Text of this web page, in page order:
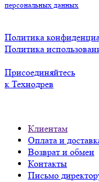
персональных данных
Политика
Политика
Присоединяйтесь
к Технодрев
Клиентам
Оплата и
Возврат и обмен
Контакты
Письмо